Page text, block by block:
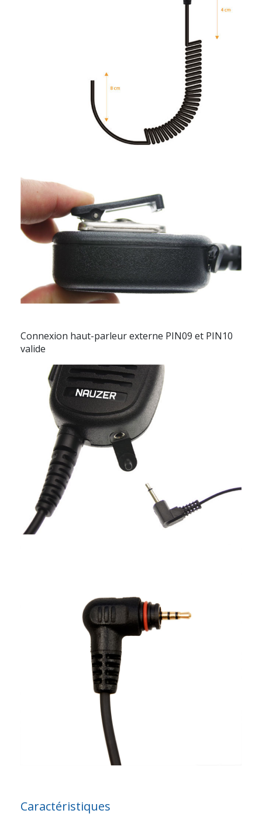
Connexion haut-parleur externe PIN09 et PIN10
valide
Caractéristiques